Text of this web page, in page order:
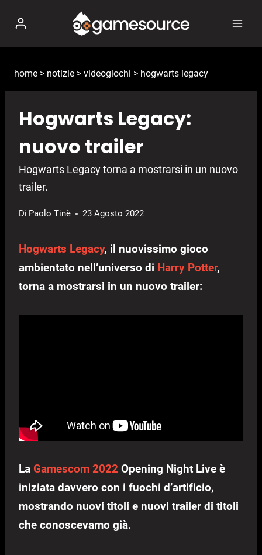
contenuto
home > notizie > videogiochi > hogwarts legacy
Hogwarts Legacy:
nuovo trailer
Hogwarts Legacy torna a mostrarsi in un nuovo
trailer.
Di Paolo Tinè 23 Agosto 2022
Hogwarts Legacy, il nuovissimo gioco
ambientato nell’universo di Harry Potter,
torna a mostrarsi in un nuovo trailer:
La Gamescom 2022 Opening Night Live è
iniziata davvero con i fuochi d’artificio,
mostrando nuovi titoli e nuovi trailer di titoli
che conoscevamo già.